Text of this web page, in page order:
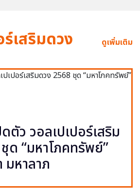
ร์เสริมดวง ดูเพิ่มเติม
ตัว วอลเปเปอร์เสริม
ด “มหาโภคทรัพย์”
มหาลาภ